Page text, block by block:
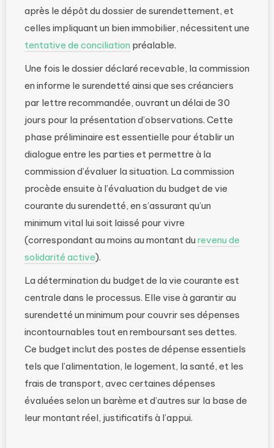
après le dépôt du dossier de surendettement, et
celles impliquant un bien immobilier, nécessitent une
tentative de conciliation préalable.
Une fois le dossier déclaré recevable, la commission
en informe le surendetté ainsi que ses créanciers
par lettre recommandée, ouvrant un délai de 30
jours pour la présentation d’observations. Cette
phase préliminaire est essentielle pour établir un
dialogue entre les parties et permettre à la
commission d’évaluer la situation. La commission
procède ensuite à l’évaluation du budget de vie
courante du surendetté, en s’assurant qu’un
minimum vital lui soit laissé pour vivre
(correspondant au moins au montant du revenu de
solidarité active).
La détermination du budget de la vie courante est
centrale dans le processus. Elle vise à garantir au
surendetté un minimum pour couvrir ses dépenses
incontournables tout en remboursant ses dettes.
Ce budget inclut des postes de dépense essentiels
tels que l’alimentation, le logement, la santé, et les
frais de transport, avec certaines dépenses
évaluées selon un barème et d’autres sur la base de
leur montant réel, justificatifs à l’appui.